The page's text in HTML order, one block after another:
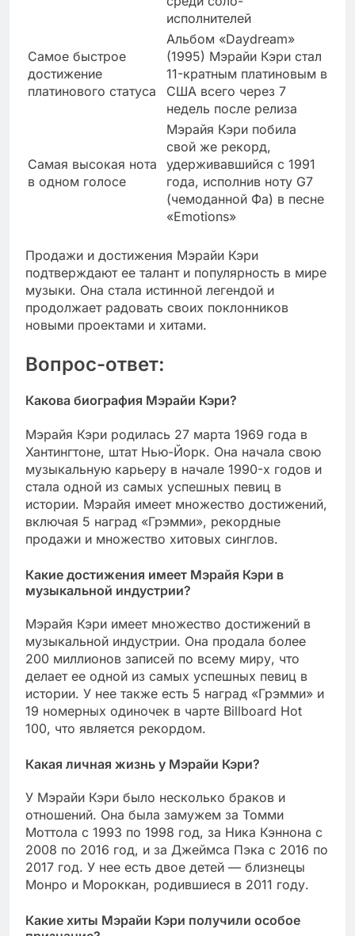
исполнителей
Самое быстрое
достижение
платинового статуса
Альбом «Daydream»
(1995) Мэрайи Кэри стал
11-кратным платиновым в
США всего через 7
недель после релиза
Самая высокая нота
в одном голосе
Мэрайя Кэри побила
свой же рекорд,
удерживавшийся с 1991
года, исполнив ноту G7
(чемоданной Фа) в песне
«Emotions»
Продажи и достижения Мэрайи Кэри
подтверждают ее талант и популярность в мире
музыки. Она стала истинной легендой и
продолжает радовать своих поклонников
новыми проектами и хитами.
Вопрос-ответ:
Какова биография Мэрайи Кэри?
Мэрайя Кэри родилась 27 марта 1969 года в
Хантингтоне, штат Нью-Йорк. Она начала свою
музыкальную карьеру в начале 1990-х годов и
стала одной из самых успешных певиц в
истории. Мэрайя имеет множество достижений,
включая 5 наград «Грэмми», рекордные
продажи и множество хитовых синглов.
Какие достижения имеет Мэрайя Кэри в
музыкальной индустрии?
Мэрайя Кэри имеет множество достижений в
музыкальной индустрии. Она продала более
200 миллионов записей по всему миру, что
делает ее одной из самых успешных певиц в
истории. У нее также есть 5 наград «Грэмми» и
19 номерных одиночек в чарте Billboard Hot
100, что является рекордом.
Какая личная жизнь у Мэрайи Кэри?
У Мэрайи Кэри было несколько браков и
отношений. Она была замужем за Томми
Моттола с 1993 по 1998 год, за Ника Кэннона с
2008 по 2016 год, и за Джеймса Пэка с 2016 по
2017 год. У нее есть двое детей — близнецы
Монро и Мороккан, родившиеся в 2011 году.
Какие хиты Мэрайи Кэри получили особое